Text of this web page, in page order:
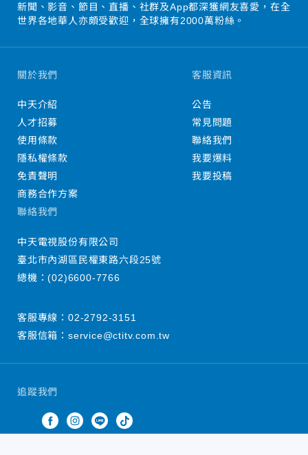
新聞、影音、節目、直播、社群及App都深獲網友喜愛，在全
世界各地華人亦頗受歡迎，全球擁有2000萬粉絲。
追蹤我們
關於我們
中天介紹
人才招募
使用條款
隱私權條款
免責聲明
商務合作方案
客服資訊
公告
常見問題
聯絡我們
我要爆料
我要投稿
聯絡我們
中天電視股份有限公司
臺北市內湖區民權東路六段25號
總機：(02)6600-7766
客服專線： 02-2792-3151
客服信箱： service@ctitv.com.tw